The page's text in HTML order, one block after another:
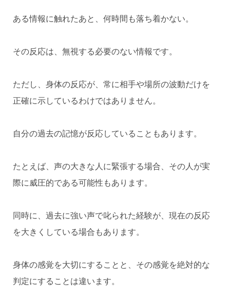
ある情報に触れたあと、何時間も落ち着かない。
その反応は、無視する必要のない情報です。
ただし、身体の反応が、常に相手や場所の波動だけを
正確に示しているわけではありません。
自分の過去の記憶が反応していることもあります。
たとえば、声の大きな人に緊張する場合、その人が実
際に威圧的である可能性もあります。
同時に、過去に強い声で叱られた経験が、現在の反応
を大きくしている場合もあります。
身体の感覚を大切にすることと、その感覚を絶対的な
判定にすることは違います。